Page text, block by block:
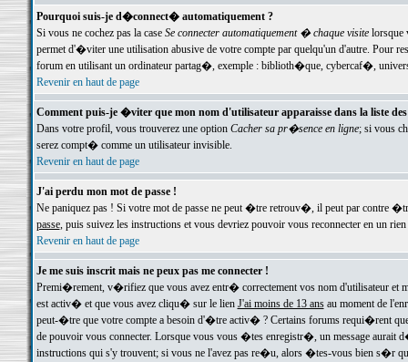
Pourquoi suis-je d�connect� automatiquement ?
Si vous ne cochez pas la case Se connecter automatiquement � chaque visitelorsque
permet d'�viter une utilisation abusive de votre compte par quelqu'un d'autre. Pour
forum en utilisant un ordinateur partag�, exemple : biblioth�que, cybercaf�,
Revenir en haut de page
Comment puis-je �viter que mon nom d'utilisateur apparaisse dans la liste
Dans votre profil, vous trouverez une option Cacher sa pr�sence en ligne; si vous
serez compt� comme un utilisateur invisible.
Revenir en haut de page
J'ai perdu mon mot de passe !
Ne paniquez pas ! Si votre mot de passe ne peut �tre retrouv�, il peut par contre
passe, puis suivez les instructions et vous devriez pouvoir vous reconnecter en un rien
Revenir en haut de page
Je me suis inscrit mais ne peux pas me connecter !
Premi�rement, v�rifiez que vous avez entr� correctement vos nom d'utilisateur
est activ� et que vous avez cliqu� sur le lien J'ai moins de 13 ansau moment de
peut-�tre que votre compte a besoin d'�tre activ� ? Certains forums requi�rent
de pouvoir vous connecter. Lorsque vous vous �tes enregistr�, un message aurait
instructions qui s'y trouvent; si vous ne l'avez pas re�u, alors �tes-vous bien s�r